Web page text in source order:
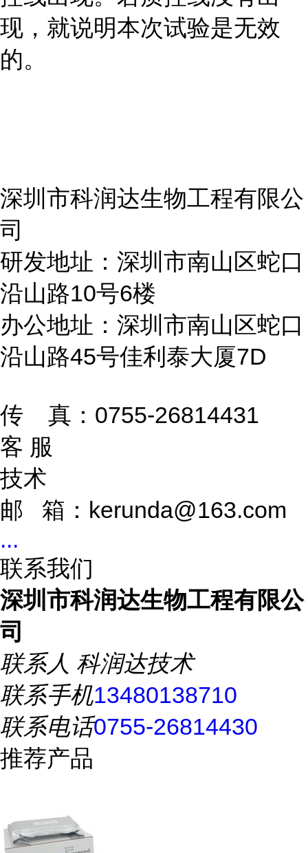
现，就说明本次试验是无效
的。
深圳市科润达生物工程有限公
司
研发地址：深圳市南山区蛇口
沿山路10号6楼
办公地址：深圳市南山区蛇口
沿山路45号佳利泰大厦7D
传 真：0755-26814431
客 服
技术
邮 箱：kerunda@163.com
...
联系我们
深圳市科润达生物工程有限公
司
联系人 科润达技术
联系手机13480138710
联系电话0755-26814430
推荐产品